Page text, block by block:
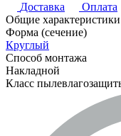
Доставка
Оплата
Общие характеристики
Форма (сечение)
Круглый
Способ монтажа
Накладной
Класс